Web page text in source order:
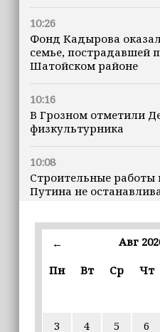
10:26
Фонд Кадырова
семье, пострадавшей
Шатойском районе
10:16
В Грозном отметили
физкультурника
10:08
Строительные работы
Путина не
марта
В пяти школах
← Авг
Пн
Вт Ср Чт
3
4 5 6